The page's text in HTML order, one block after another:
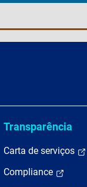
Transparência
Carta de serviços
Compliance